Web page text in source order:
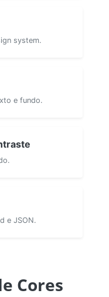
system.
e fundo.
e JSON.
Cores